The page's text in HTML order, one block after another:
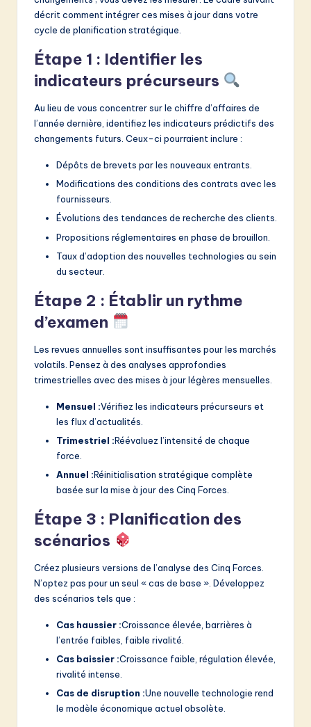
décrit comment intégrer ces mises à jour dans votre
cycle de planification stratégique.
Étape 1 : Identifier les
indicateurs précurseurs
Au lieu de vous concentrer sur le chiffre d’affaires de
l’année dernière, identifiez les indicateurs prédictifs des
changements futurs. Ceux-ci pourraient inclure :
Dépôts de brevets par les nouveaux entrants.
Modifications des conditions des contrats avec les
fournisseurs.
Évolutions des tendances de recherche des clients.
Propositions réglementaires en phase de brouillon.
Taux d’adoption des nouvelles technologies au sein
du secteur.
Étape 2 : Établir un rythme
d’examen
Les revues annuelles sont insuffisantes pour les marchés
volatils. Pensez à des analyses approfondies
trimestrielles avec des mises à jour légères mensuelles.
Mensuel :Vérifiez les indicateurs précurseurs et
les flux d’actualités.
Trimestriel :Réévaluez l’intensité de chaque
force.
Annuel :Réinitialisation stratégique complète
basée sur la mise à jour des Cinq Forces.
Étape 3 : Planification des
scénarios
Créez plusieurs versions de l’analyse des Cinq Forces.
N’optez pas pour un seul « cas de base ». Développez
des scénarios tels que :
Cas haussier :Croissance élevée, barrières à
l’entrée faibles, faible rivalité.
Cas baissier :Croissance faible, régulation élevée,
rivalité intense.
Cas de disruption :Une nouvelle technologie rend
le modèle économique actuel obsolète.